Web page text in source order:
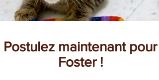
Postulez maintenant pour
Foster !